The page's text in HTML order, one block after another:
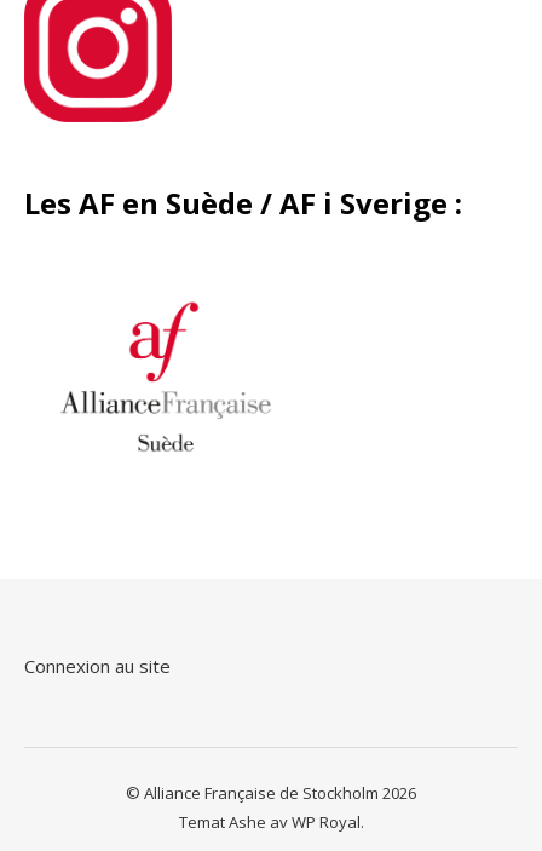
Les AF en Suède / AF i Sverige :
Connexion au site
© Alliance Française de Stockholm 2026
Temat Ashe avWP Royal.